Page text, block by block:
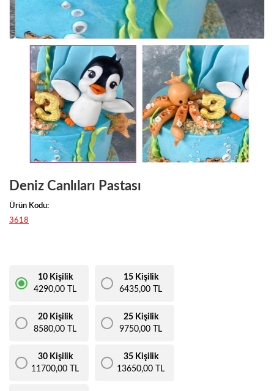
Deniz Canlıları Pastası
Ürün Kodu:
3618
10 Kişilik
4290,00 TL
15 Kişilik
6435,00 TL
20 Kişilik
8580,00 TL
25 Kişilik
9750,00 TL
30 Kişilik
11700,00 TL
35 Kişilik
13650,00 TL